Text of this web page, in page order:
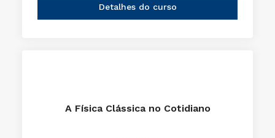
Detalhes do curso
A Física Clássica no Cotidiano